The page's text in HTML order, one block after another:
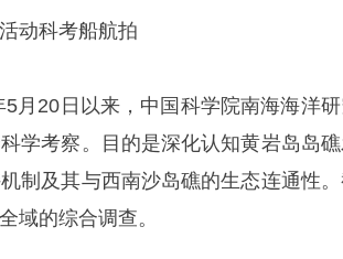
动科考船航拍
月20日以来，中国科学院南海海洋
学考察。目的是深化认知黄岩岛岛
制及其与西南沙岛礁的生态连通性
域的综合调查。